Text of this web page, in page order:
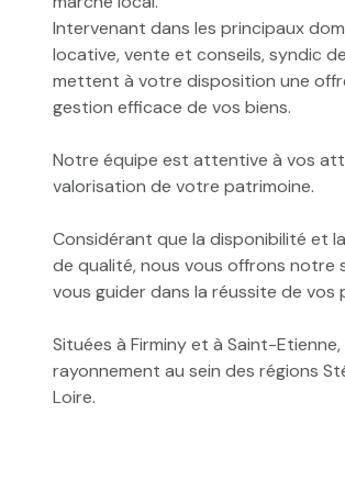
Intervenant dans les principaux
locative, vente et conseils, syndic
mettent à votre disposition une
gestion efficace de vos biens.
Notre équipe est attentive à vos
valorisation de votre patrimoine.
Considérant que la disponibilité et
de qualité, nous vous offrons
vous guider dans la réussite de vos
Situées à Firminy et à Saint-
rayonnement au sein des régions
Loire.